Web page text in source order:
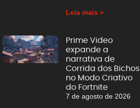
Leia mais »
Prime Video
expande a
narrativa de
Corrida dos Bichos
no Modo Criativo
do Fortnite
7 de agosto de 2026